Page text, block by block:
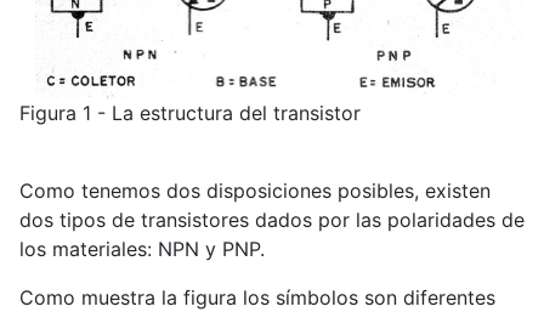
Figura 1 - La estructura del transistor
Como tenemos dos disposiciones posibles, existen
dos tipos de transistores dados por las polaridades de
los materiales: NPN y PNP.
Como muestra la figura los símbolos son diferentes